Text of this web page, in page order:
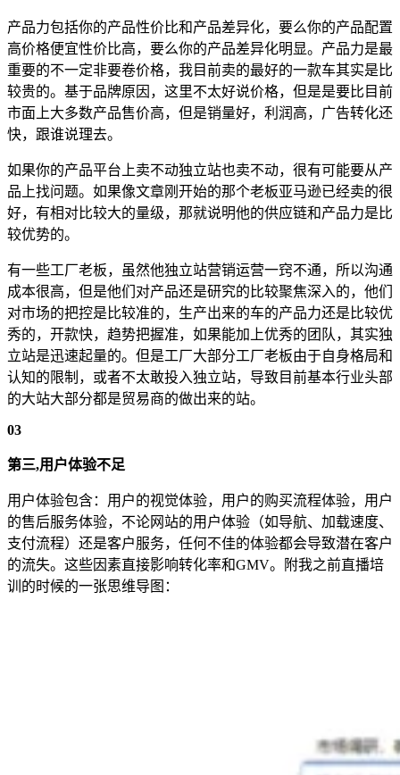
产品力包括你的产品性价比和产品差异化，要么你的产品配置
高价格便宜性价比高，要么你的产品差异化明显。产品力是最
重要的不一定非要卷价格，我目前卖的最好的一款车其实是比
较贵的。基于品牌原因，这里不太好说价格，但是是要比目前
市面上大多数产品售价高，但是销量好，利润高，广告转化还
快，跟谁说理去。
如果你的产品平台上卖不动独立站也卖不动，很有可能要从产
品上找问题。如果像文章刚开始的那个老板亚马逊已经卖的很
好，有相对比较大的量级，那就说明他的供应链和产品力是比
较优势的。
有一些工厂老板，虽然他独立站营销运营一窍不通，所以沟通
成本很高，但是他们对产品还是研究的比较聚焦深入的，他们
对市场的把控是比较准的，生产出来的车的产品力还是比较优
秀的，开款快，趋势把握准，如果能加上优秀的团队，其实独
立站是迅速起量的。但是工厂大部分工厂老板由于自身格局和
认知的限制，或者不太敢投入独立站，导致目前基本行业头部
的大站大部分都是贸易商的做出来的站。
03
第三,用户体验不足
用户体验包含：用户的视觉体验，用户的购买流程体验，用户
的售后服务体验，不论网站的用户体验（如导航、加载速度、
支付流程）还是客户服务，任何不佳的体验都会导致潜在客户
的流失。这些因素直接影响转化率和GMV。附我之前直播培
训的时候的一张思维导图：